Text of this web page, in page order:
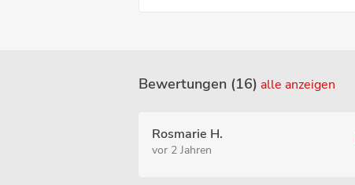
Bewertungen (16) alle anzeigen
Rosmarie H.
vor 2 Jahren